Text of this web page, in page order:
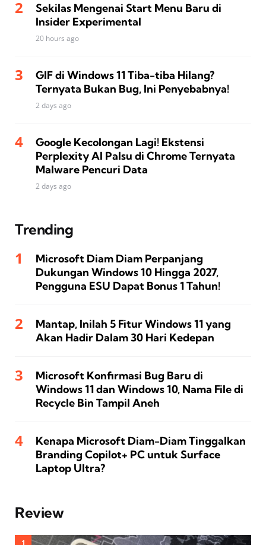
Sekilas Mengenai Start Menu Baru di
Insider Experimental
20 hours ago
GIF di Windows 11 Tiba-tiba Hilang?
Ternyata Bukan Bug, Ini Penyebabnya!
2 days ago
Google Kecolongan Lagi! Ekstensi
Perplexity AI Palsu di Chrome Ternyata
Malware Pencuri Data
2 days ago
Trending
Microsoft Diam Diam Perpanjang
Dukungan Windows 10 Hingga 2027,
Pengguna ESU Dapat Bonus 1 Tahun!
Mantap, Inilah 5 Fitur Windows 11 yang
Akan Hadir Dalam 30 Hari Kedepan
Microsoft Konfirmasi Bug Baru di
Windows 11 dan Windows 10, Nama File di
Recycle Bin Tampil Aneh
Kenapa Microsoft Diam-Diam Tinggalkan
Branding Copilot+ PC untuk Surface
Laptop Ultra?
Review